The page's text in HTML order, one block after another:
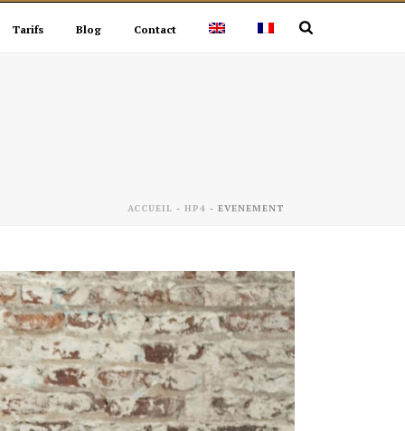
Tarifs Blog Contact
ACCUEIL - HP4 - EVENEMENT